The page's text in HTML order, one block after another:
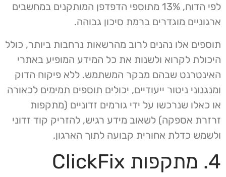
לפי הדוח, 13% מתוספי הדפדפן המותקנים במחשבים
ארגוניים מוגדרים ברמת סיכון גבוהה.
תוספים אלו נהנים לרוב מהרשאות נרחבות ביותר, כולל
היכולת לקרוא ולשנות את כל המידע המופיע באתרי
האינטרנט שבהם מבקר המשתמש. ללא פיקוח הדוק
ומנגנוני ניטור ייעודיים, יכולים תוספים תמימים לכאורה
או כאלו שנרכשו על ידי גורמים זדוניים (מתקפות
זרזרת אספקה) לשאוב מידע רגיש, להזריק קוד זדוני
ולשמש כדלת אחורית קבועה לתוך הארגון.
4. מתקפות ClickFix